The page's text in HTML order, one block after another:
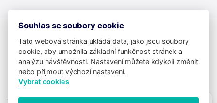
Souhlas se soubory cookie
Tato webová stránka ukládá data, jako jsou soubory
cookie, aby umožnila základní funkčnost stránek a
analýzu návštěvnosti. Nastavení můžete kdykoli změnit
nebo přijmout výchozí nastavení.
Vybrat cookies